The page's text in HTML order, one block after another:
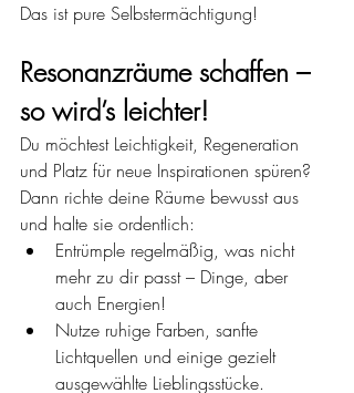
Das ist pure Selbstermächtigung!
Resonanzräume schaffen –
so wird’s leichter!
Du möchtest Leichtigkeit, Regeneration
und Platz für neue Inspirationen spüren?
Dann richte deine Räume bewusst aus
und halte sie ordentlich:
Entrümple regelmäßig, was nicht
mehr zu dir passt – Dinge, aber
auch Energien!
Nutze ruhige Farben, sanfte
Lichtquellen und einige gezielt
ausgewählte Lieblingsstücke.